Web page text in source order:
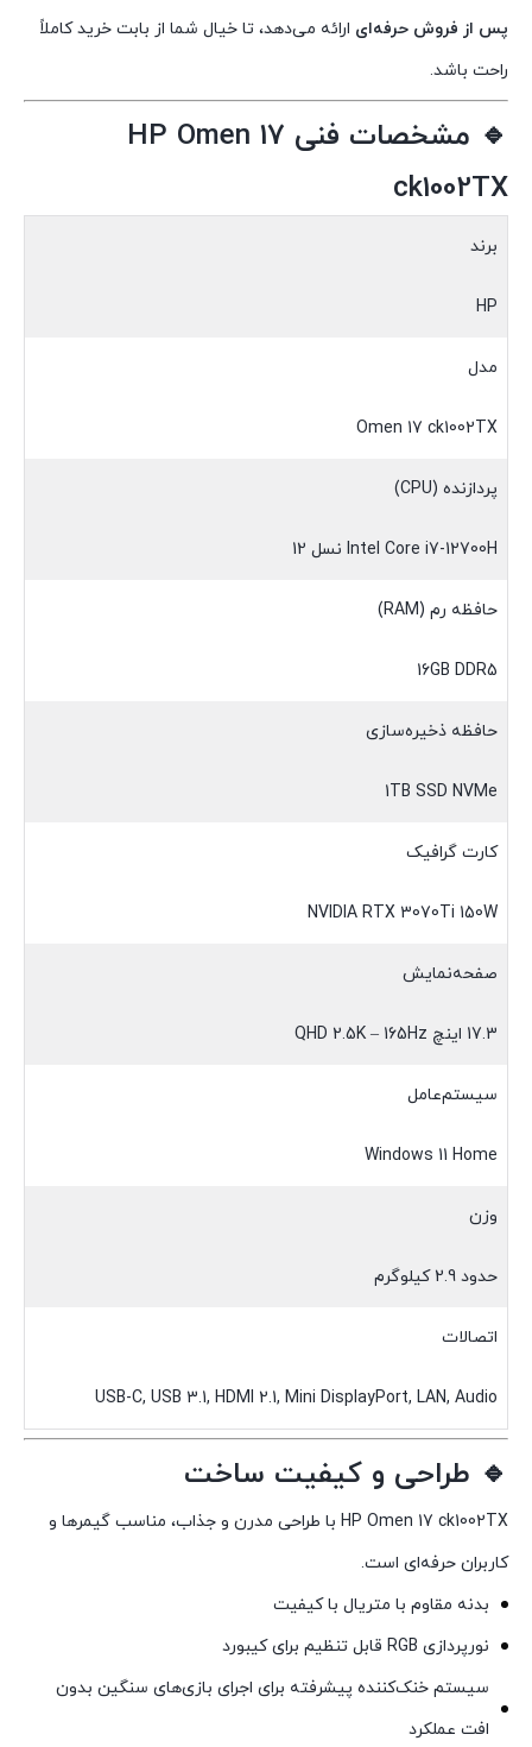
پس از فروش حرفه‌ای ارائه می‌دهد، تا خیال شما از بابت خرید کاملاً
راحت باشد.
🔹 مشخصات فنی HP Omen 17
ck1002TX
برند
HP
مدل
Omen 17 ck1002TX
پردازنده (CPU)
Intel Core i7-12700H نسل 12
حافظه رم (RAM)
16GB DDR5
حافظه ذخیره‌سازی
1TB SSD NVMe
کارت گرافیک
NVIDIA RTX 3070Ti 150W
صفحه‌نمایش
17.3 اینچ QHD 2.5K – 165Hz
سیستم‌عامل
Windows 11 Home
وزن
حدود 2.9 کیلوگرم
اتصالات
USB-C, USB 3.1, HDMI 2.1, Mini DisplayPort, LAN, Audio
🔹 طراحی و کیفیت ساخت
HP Omen 17 ck1002TX با طراحی مدرن و جذاب، مناسب گیمرها و
کاربران حرفه‌ای است.
بدنه مقاوم با متریال با کیفیت
نورپردازی RGB قابل تنظیم برای کیبورد
سیستم خنک‌کننده پیشرفته برای اجرای بازی‌های سنگین بدون
افت عملکرد